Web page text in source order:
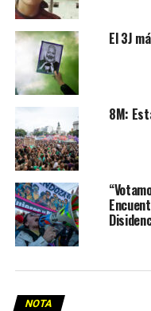
El 3J
8M:
NOTA